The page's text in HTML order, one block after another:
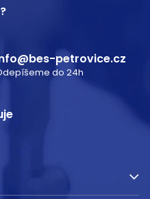
@bes-petrovice.cz
do 24h